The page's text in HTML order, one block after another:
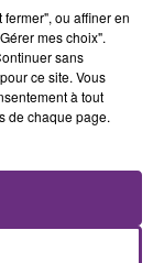
:
ou affiner en
mes choix".
sans
ce site. Vous
à tout
de chaque page.